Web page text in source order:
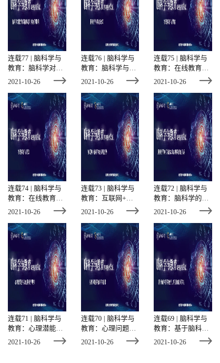
连载77 | 脑科学与
教育：脑科学对教
育政策制定和实施
2021-10-26
连载76 | 脑科学与
教育：脑科学与教
育政策
2021-10-26
连载75 | 脑科学与
教育：在线教育与
情绪
2021-10-26
连载74 | 脑科学与
教育：在线教育与
认知
2021-10-26
连载73 | 脑科学与
教育：互联网+脑
科学的发展趋势
2021-10-26
连载72 | 脑科学与
教育：脑科学的相
关研究对心理教育
2021-10-26
连载71 | 脑科学与
教育：心理潜能开
发的脑科学规律
2021-10-26
连载70 | 脑科学与
教育：心理问题的
脑科学规律
2021-10-26
连载69 | 脑科学与
教育：基于脑科学
的数学、语言和阅
2021-10-26